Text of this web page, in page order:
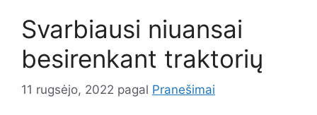
Svarbiausi niuansai
besirenkant traktorių
11 rugsėjo, 2022 pagal Pranešimai